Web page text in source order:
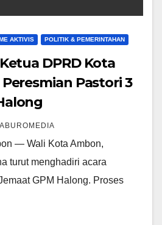
AKTIVIS POLITIK & PEMERINTAHAN
DPRD Kota
Pastori 3
— Wali Kota Ambon,
turut menghadiri acara
GPM Halong. Proses